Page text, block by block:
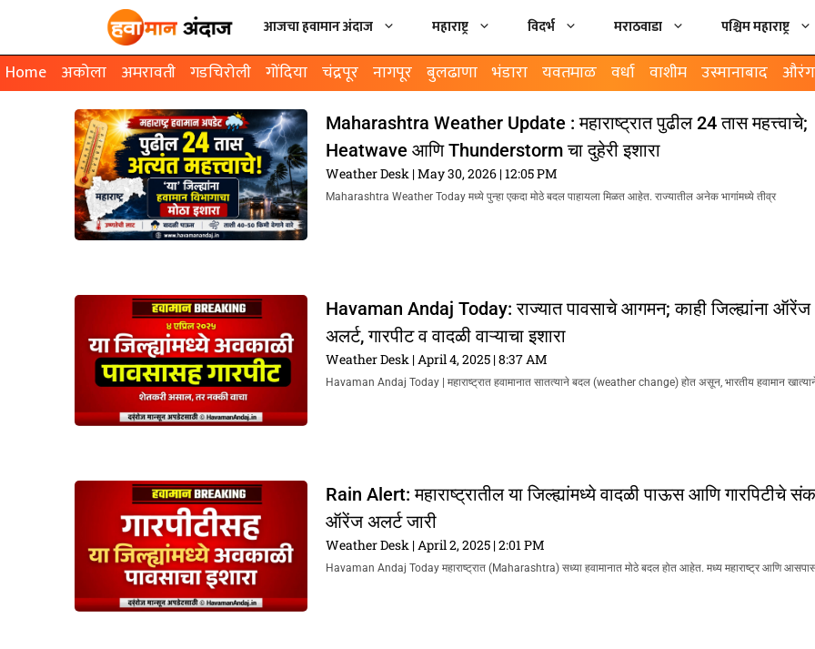
आजचा हवामान अंदाज महाराष्ट्र विदर्भ मराठवाडा पश्चिम महाराष्ट्र
Home अकोला अमरावती गडचिरोली गोंदिया चंद्रपूर नागपूर बुलढाणा भंडारा यवतमाळ वर्धा वाशीम उस्मानाबाद
Maharashtra Weather Update : महाराष्ट्रात पुढील 24 तास महत्त्वाचे;
Heatwave आणि Thunderstorm चा दुहेरी इशारा
Weather Desk May 30, 2026 12:05 PM
Maharashtra Weather Today मध्ये पुन्हा एकदा मोठे बदल पाहायला मिळत आहेत. राज्यातील अनेक भागांमध्ये तीव्र
Havaman Andaj Today: राज्यात पावसाचे आगमन; काही जिल्ह्यांना ऑरेंज
अलर्ट, गारपीट व वादळी वाऱ्याचा इशारा
Weather Desk April 4, 2025 8:37 AM
Havaman Andaj Today | महाराष्ट्रात हवामानात सातत्याने बदल (weather change) होत असून, भारतीय हवामान
Rain Alert: महाराष्ट्रातील या जिल्ह्यांमध्ये वादळी पाऊस आणि गारपिटीचे
ऑरेंज अलर्ट जारी
Weather Desk April 2, 2025 2:01 PM
Havaman Andaj Today महाराष्ट्रात (Maharashtra) सध्या हवामानात मोठे बदल होत आहेत. मध्य महाराष्ट्र आणि